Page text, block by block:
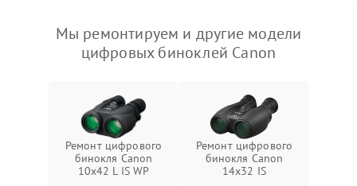
Мы ремонтируем и другие модели
цифровых биноклей Canon
Ремонт цифрового
бинокля Canon
10x42 L IS WP
Ремонт цифрового
бинокля Canon
14x32 IS